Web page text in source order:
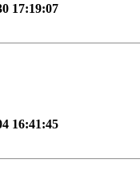
17:19:07
16:41:45